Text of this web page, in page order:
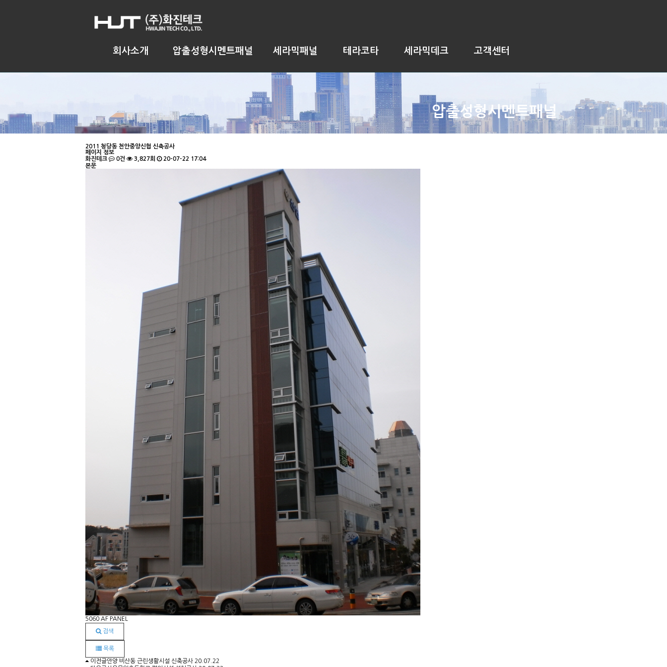
회사소개 압출성형시멘트패널 세라믹패널 테라코타 세라믹데크 고객센터
압출성형시멘트패널
2011 청당동 천안중앙신협 신축공사
페이지 정보
화진테크
0건 3,827회
20-07-22 17:04
본문
5060 AF PANEL
검색
목록
이전글안양 비산동 근린생활시설 신축공사 20.07.22